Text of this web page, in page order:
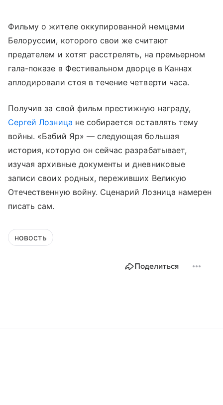
Фильму о жителе оккупированной немцами
Белоруссии, которого свои же считают
предателем и хотят расстрелять, на премьерном
гала-показе в Фестивальном дворце в Каннах
аплодировали стоя в течение четверти часа.
Получив за свой фильм престижную награду,
Сергей Лозница не собирается оставлять тему
войны. «Бабий Яр» — следующая большая
история, которую он сейчас разрабатывает,
изучая архивные документы и дневниковые
записи своих родных, переживших Великую
Отечественную войну. Сценарий Лозница намерен
писать сам.
новость
Поделиться